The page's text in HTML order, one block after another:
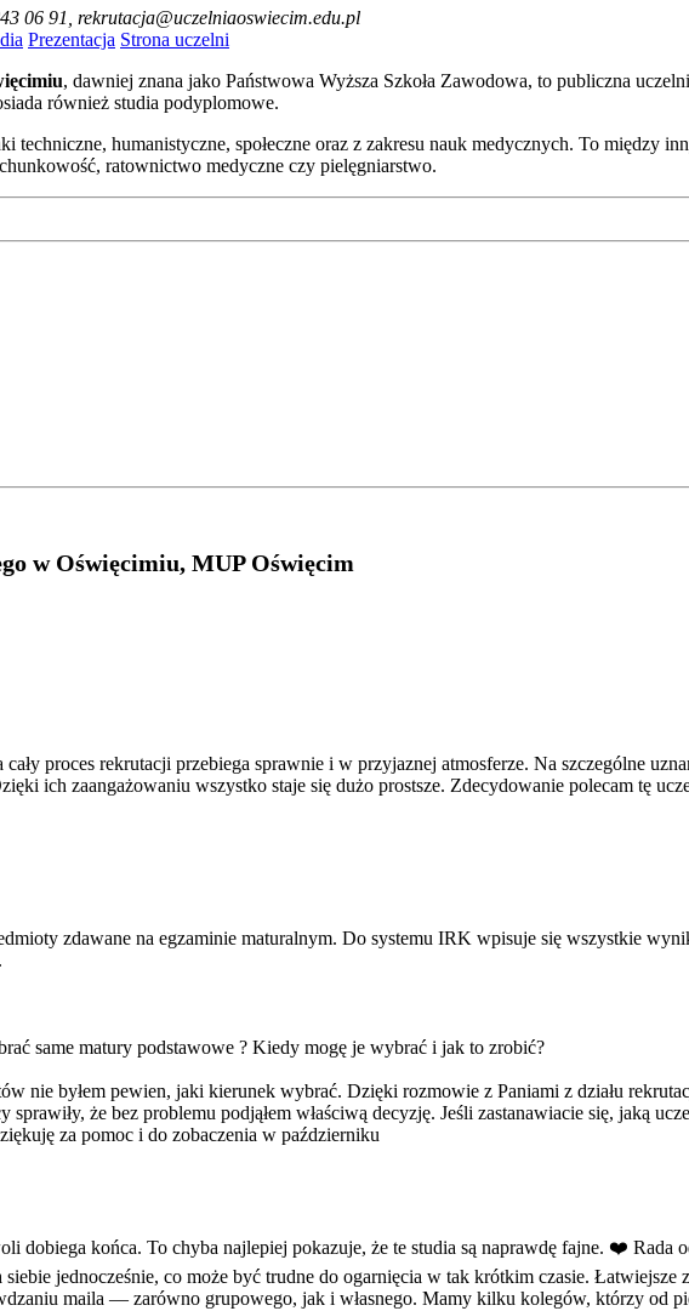
06 91, rekrutacja@uczelniaoswiecim.edu.pl
Prezentacja Strona uczelni
, dawniej znana jako Państwowa Wyższa Szkoła Zawodowa, to publiczna
również studia podyplomowe.
humanistyczne, społeczne oraz z zakresu nauk medycznych. To między
ratownictwo medyczne czy pielęgniarstwo.
w Oświęcimiu, MUP Oświęcim
proces rekrutacji przebiega sprawnie i w przyjaznej atmosferze. Na szczególne
ich zaangażowaniu wszystko staje się dużo prostsze. Zdecydowanie polecam tę
zdawane na egzaminie maturalnym. Do systemu IRK wpisuje się wszystkie
same matury podstawowe ? Kiedy mogę je wybrać i jak to zrobić?
nie byłem pewien, jaki kierunek wybrać. Dzięki rozmowie z Paniami z działu
że bez problemu podjąłem właściwą decyzję. Jeśli zastanawiacie się, jaką
za pomoc i do zobaczenia w październiku
dobiega końca. To chyba najlepiej pokazuje, że te studia są naprawdę fajne. ❤️ Rada
jednocześnie, co może być trudne do ogarnięcia w tak krótkim czasie. Łatwiejsze
maila — zarówno grupowego, jak i własnego. Mamy kilku kolegów, którzy od